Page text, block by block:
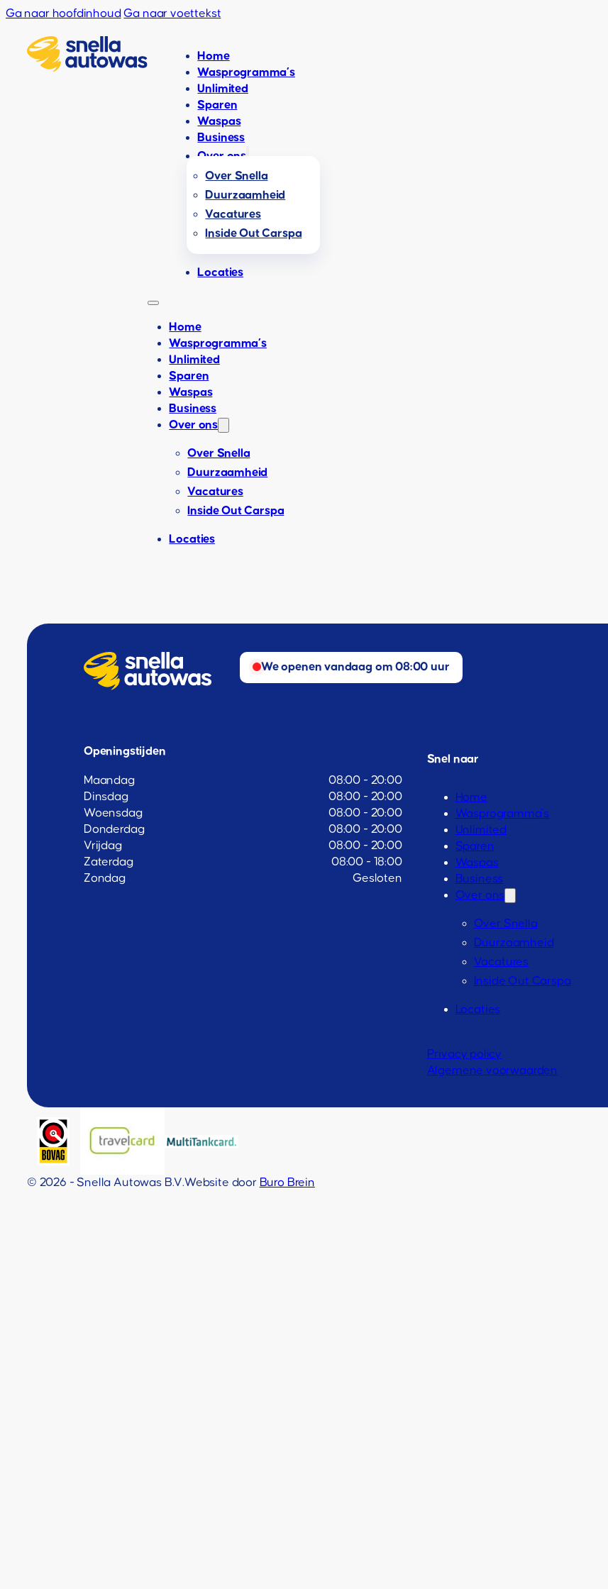
Ga naar hoofdinhoud Ga naar voettekst
Home
Wasprogramma’s
Unlimited
Sparen
Waspas
Business
Over ons
Over Snella
Duurzaamheid
Vacatures
Inside Out Carspa
Locaties
Home
Wasprogramma’s
Unlimited
Sparen
Waspas
Business
Over ons
Over Snella
Duurzaamheid
Vacatures
Inside Out Carspa
Locaties
We openen vandaag om 08:00 uur
Openingstijden
Maandag
08:00 - 20:00
Dinsdag
08:00 - 20:00
Woensdag
08:00 - 20:00
Donderdag
08:00 - 20:00
Vrijdag
08:00 - 20:00
Zaterdag
08:00 - 18:00
Zondag
Gesloten
Snel naar
Home
Wasprogramma’s
Unlimited
Sparen
Waspas
Business
Over ons
Over Snella
Duurzaamheid
Vacatures
Inside Out Carspa
Locaties
Privacy policy
Algemene voorwaarden
© 2026 - Snella Autowas B.V.Website door Buro Brein